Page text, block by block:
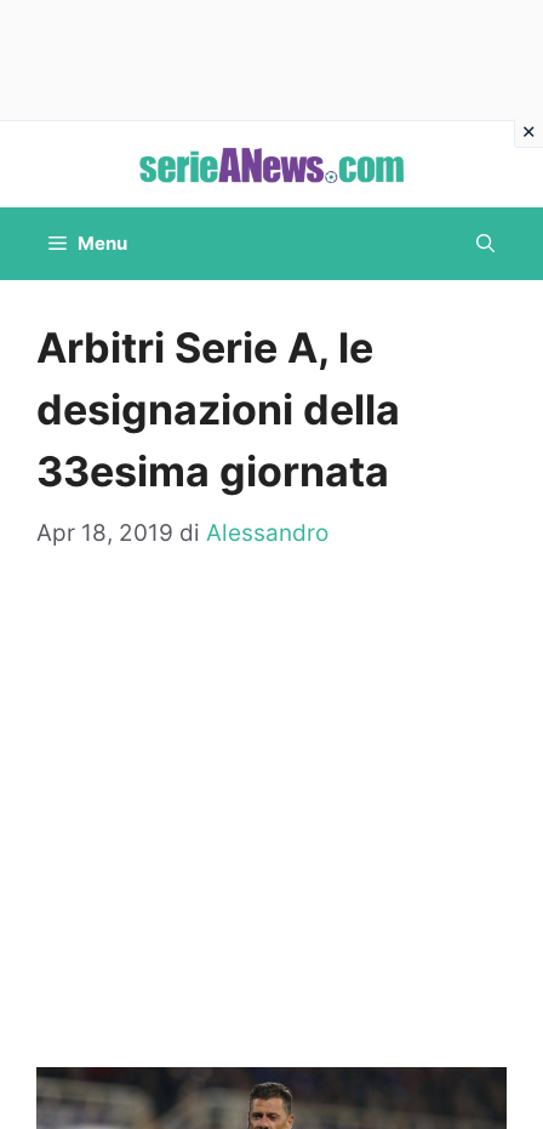
contenuto
Menu
Arbitri Serie A, le
designazioni della
33esima giornata
Apr 18, 2019 di Alessandro